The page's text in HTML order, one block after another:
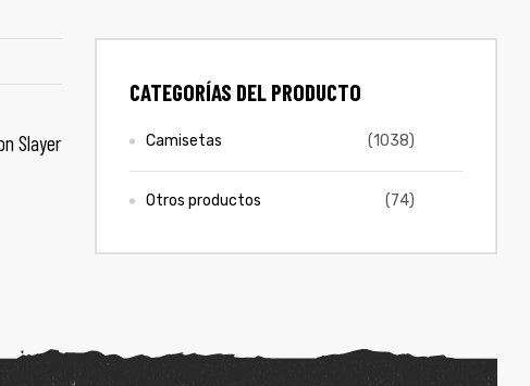
SELECCIONAR OPCIONES
Slayer
CATEGORÍAS DEL PRODUCTO
Camisetas (1038)
Otros productos (74)